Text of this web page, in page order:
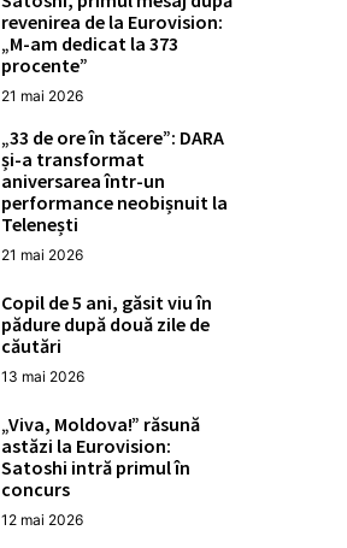
revenirea de la Eurovision:
„M-am dedicat la 373
procente”
21 mai 2026
„33 de ore în tăcere”: DARA
și-a transformat
aniversarea într-un
performance neobișnuit la
Telenești
21 mai 2026
Copil de 5 ani, găsit viu în
pădure după două zile de
căutări
13 mai 2026
„Viva, Moldova!” răsună
astăzi la Eurovision:
Satoshi intră primul în
concurs
12 mai 2026